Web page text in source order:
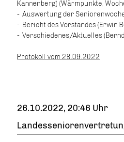
Kannenberg) (Wärmpunkte,
- Auswertung der
- Bericht des Vorstandes (Erwin
- Verschiedenes/Aktuelles
Protokoll vom 28.09.2022
26.10.2022, 20:46 Uhr